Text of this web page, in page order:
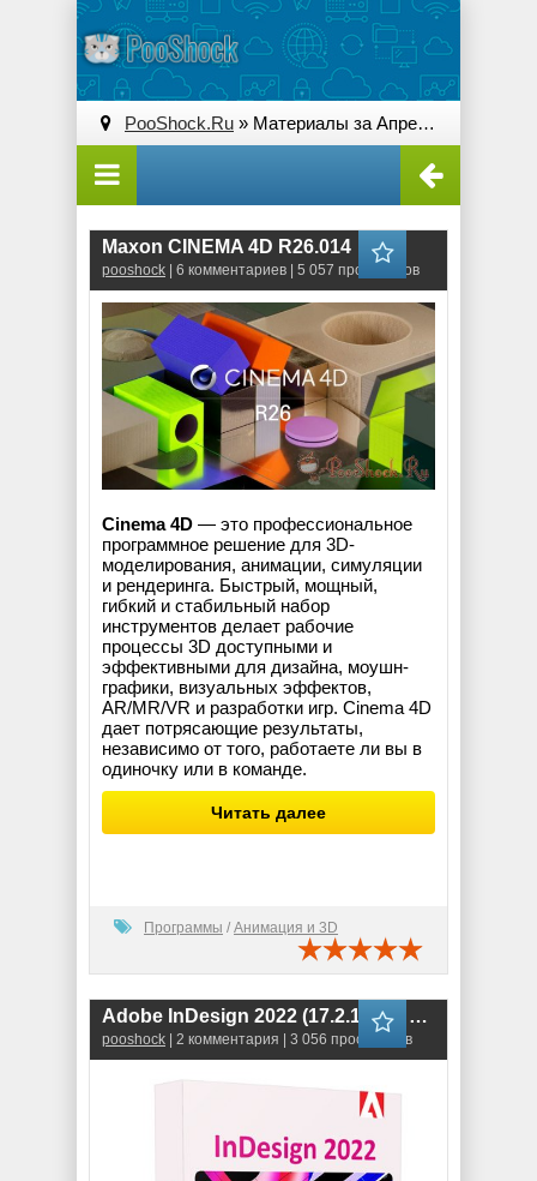
PooShock.Ru » Материалы за Апрель 2022 года
Maxon CINEMA 4D R26.014
pooshock | 6 комментариев | 5 057 просмотров
Cinema 4D — это профессиональное
программное решение для 3D-
моделирования, анимации, симуляции
и рендеринга. Быстрый, мощный,
гибкий и стабильный набор
инструментов делает рабочие
процессы 3D доступными и
эффективными для дизайна, моушн-
графики, визуальных эффектов,
AR/MR/VR и разработки игр. Cinema 4D
дает потрясающие результаты,
независимо от того, работаете ли вы в
одиночку или в команде.
Читать далее
Программы / Анимация и 3D
Adobe InDesign 2022 (17.2.1.105) RePack
pooshock | 2 комментария | 3 056 просмотров